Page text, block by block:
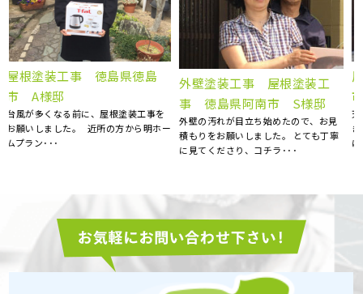
屋根雨漏り補修 徳島県阿波
市 N様邸
天井にシミが出来ていることに気がつ
き、慌てて探した明ホームプランさん
に点検のお願いをしました･･･
屋根塗装、棟板金交換、外壁
塗装 徳島県徳島市 N様
5社くらい提案を聞きましたが、明ホー
ムプランさんが一番丁寧にご対応くだ
さいました。 職人さん･･･